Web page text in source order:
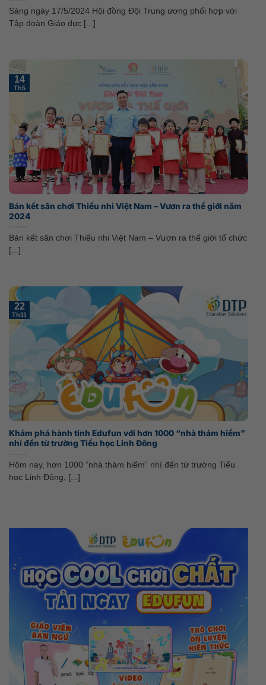
Sáng ngày 17/5/2024 Hội đồng Đội Trung ương phối hợp với
Tập đoàn Giáo dục [...]
Bán kết sân chơi Thiếu nhi Việt Nam – Vươn ra thế giới năm
2024
Bán kết sân chơi Thiếu nhi Việt Nam – Vươn ra thế giới tổ chức
[...]
14
Th5
Khám phá hành tinh Edufun với hơn 1000 “nhà thám hiểm”
nhí đến từ trường Tiểu học Linh Đông
Hôm nay, hơn 1000 “nhà thám hiểm” nhí đến từ trường Tiểu
học Linh Đông, [...]
22
Th11